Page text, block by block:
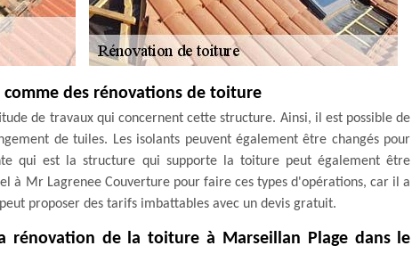
des rénovations de toiture
de travaux qui concernent cette structure. Ainsi, il est possible de
de tuiles. Les isolants peuvent également être changés pour
qui est la structure qui supporte la toiture peut également être
à Mr Lagrenee Couverture pour faire ces types d'opérations, car il a
proposer des tarifs imbattables avec un devis gratuit.
rénovation de la toiture à Marseillan Plage dans le